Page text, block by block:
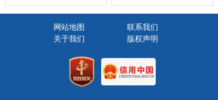
网站地图
联系我们
关于我们
版权声明